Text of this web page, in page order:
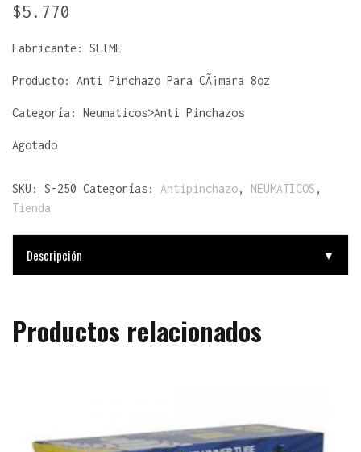
$5.770
Fabricante: SLIME
Producto: Anti Pinchazo Para CÃ¡mara 8oz
Categoría: Neumaticos>Anti Pinchazos
Agotado
SKU: S-250 Categorías: Antipinchazo, NEUMATICOS ,
Tienda
Descripción ▼
Productos relacionados